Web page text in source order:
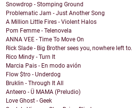
Snowdrop - Stomping Ground
Problematic Jam - Just Another Song
A Million Little Fires - Violent Halos
Pom Femme - Telenovela
ANNA VEE - Time To Move On
Rick Slade - Big Brother sees you, nowhere left
Rico Mindy - Turn It
Marcia Pais - En modo avión
Flow $tro - Underdog
Bruklin - Through It All
Anteero - Ü MAMA (Preludio)
Love Ghost - Geek